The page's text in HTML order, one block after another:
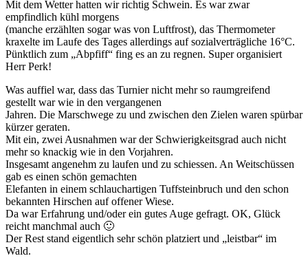
Mit dem Wetter hatten wir richtig Schwein. Es war zwar
empfindlich kühl morgens
(manche erzählten sogar was von Luftfrost), das Thermometer
kraxelte im Laufe des Tages allerdings auf sozialverträgliche 16°C.
Pünktlich zum „Abpfiff“ fing es an zu regnen. Super organisiert
Herr Perk!
Was auffiel war, dass das Turnier nicht mehr so raumgreifend
gestellt war wie in den vergangenen
Jahren. Die Marschwege zu und zwischen den Zielen waren spürbar
kürzer geraten.
Mit ein, zwei Ausnahmen war der Schwierigkeitsgrad auch nicht
mehr so knackig wie in den Vorjahren.
Insgesamt angenehm zu laufen und zu schiessen. An Weitschüssen
gab es einen schön gemachten
Elefanten in einem schlauchartigen Tuffsteinbruch und den schon
bekannten Hirschen auf offener Wiese.
Da war Erfahrung und/oder ein gutes Auge gefragt. OK, Glück
reicht manchmal auch 🙂
Der Rest stand eigentlich sehr schön platziert und „leistbar“ im
Wald.